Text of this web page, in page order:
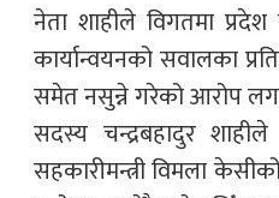
नेता शाहीले विगतमा
कार्यान्वयनको सवालका
समेत नसुन्ने गरेको आरोप
सदस्य चन्द्रबहादुर
सहकारीमन्त्री विमला